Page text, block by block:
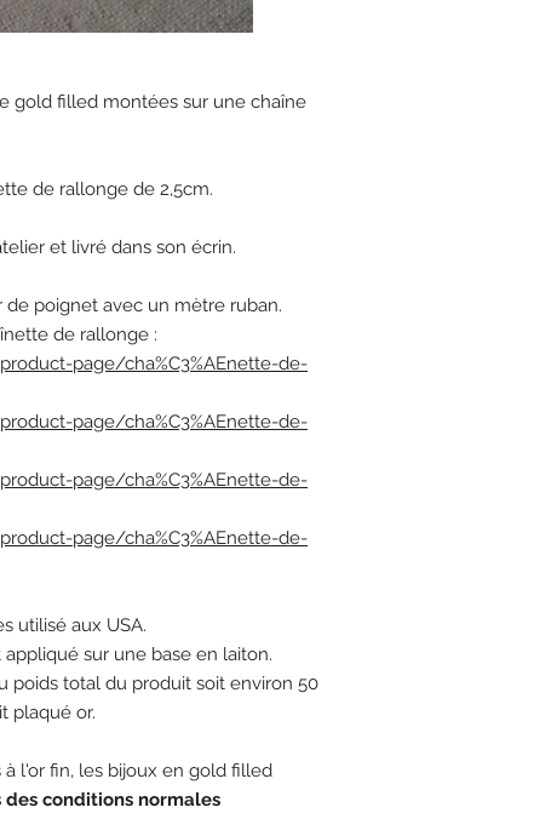
gold filled montées sur une chaîne
de rallonge de 2,5cm.
et livré dans son écrin.
poignet avec un mètre ruban.
de rallonge :
page/cha%C3%AEnette-de-
page/cha%C3%AEnette-de-
page/cha%C3%AEnette-de-
page/cha%C3%AEnette-de-
utilisé aux USA.
appliqué sur une base en laiton.
poids total du produit soit environ 50
plaqué or.
l'or fin, les bijoux en gold filled
des conditions normales